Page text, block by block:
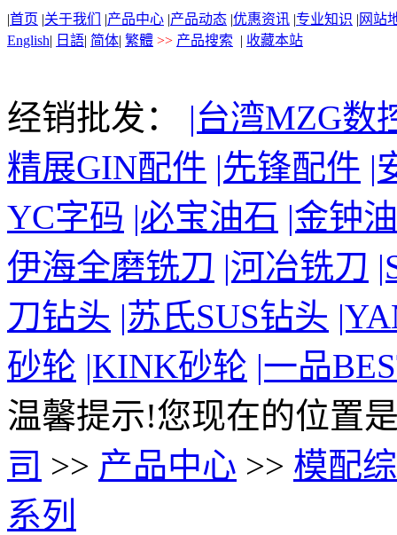
|首页 |关于我们 |产品中心 |产品动态 |优惠资讯 |专业知识 | 网站
English| 日語| 简体| 繁體 >> 产品搜索 | 收藏本站
经销批发：
|台湾MZG数
精展GIN配件 |先锋配件 |
YC字码 |必宝油石 |金钟
伊海全磨铣刀 |河冶铣刀
刀钻头 |苏氏SUS钻头
砂轮 |KINK砂轮 |一品
温馨提示!您现在的位置
司 >> 产品中心 >> 模配
系列